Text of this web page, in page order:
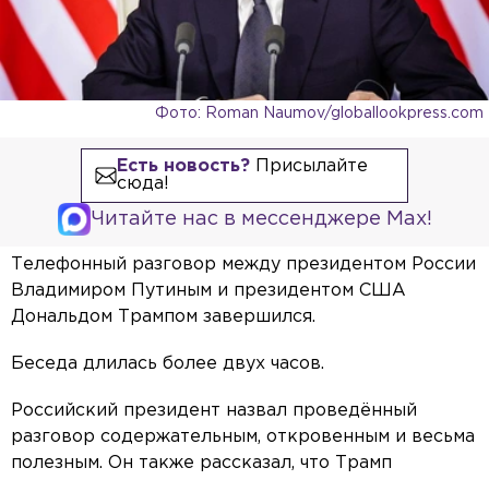
Фото: Roman Naumov/globallookpress.com
Есть новость?Присылайте
сюда!
Читайте нас в мессенджере Max!
Телефонный разговор между президентом России
Владимиром Путиным и президентом США
Дональдом Трампом завершился.
Беседа длилась более двух часов.
Российский президент назвал проведённый
разговор содержательным, откровенным и весьма
полезным. Он также рассказал, что Трамп